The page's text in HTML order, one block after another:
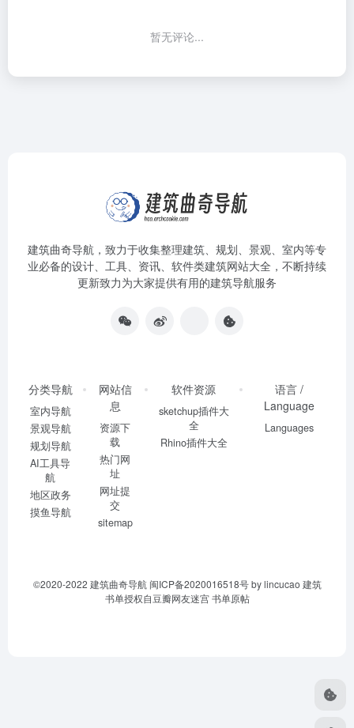
暂无评论...
建筑曲奇导航 ，致力于收集整理建筑、规划、景观、室内等专
业必备的设计、工具、资讯、软件类建筑网站大全，不断持续
更新致力为大家提供有用的建筑导航服务
分类导航
室内导航
景观导航
规划导航
AI工具导
航
地区政务
摸鱼导航
网站信
息
资源下
载
热门网
址
网址提
交
sitemap
软件资源
sketchup插件大
全
Rhino插件大全
语言 /
Language
Languages
©2020-2022 建筑曲奇导航 闽ICP备2020016518号by lincucao 建筑
书单授权自豆瓣网友迷宫书单原帖